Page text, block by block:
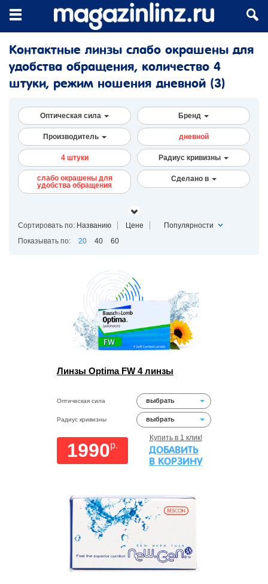
Контактные линзы слабо окрашены для
удобства обращения, количество 4
штуки, режим ношения дневной (3)
Оптическая сила Бренд
Производитель дневной
4 штуки Радиус кривизны
слабо окрашены для
удобства обращения
Сделано в
Сортировать по: Названию Цене
Популярности
Показывать по:
20 40 60
Линзы Optima FW 4 линзы
Оптическая сила выбрать
Радиус кривизны выбрать
1990p.
Купить в 1 клик!
ДОБАВИТЬ
В КОРЗИНУ